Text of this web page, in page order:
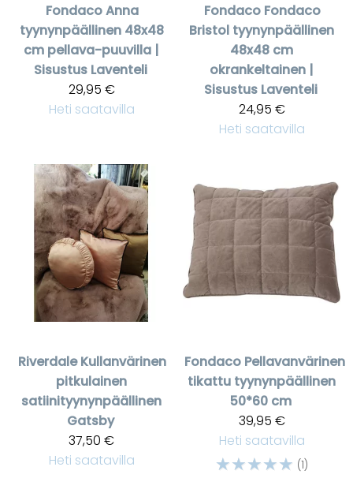
FondacoAnna
tyynynpäällinen 48x48
cm pellava-puuvilla |
Sisustus Laventeli
29,95 €
Heti saatavilla
Fondaco Fondaco
Bristol tyynynpäällinen
48x48 cm
okrankeltainen |
Sisustus Laventeli
24,95 €
Heti saatavilla
Riverdale Kullanvärinen
pitkulainen
satiinityynynpäällinen
Gatsby
37,50 €
Heti saatavilla
Fondaco Pellavanvärinen
tikattu tyynynpäällinen
50*60 cm
39,95 €
Heti saatavilla
☆☆☆☆☆ (1)